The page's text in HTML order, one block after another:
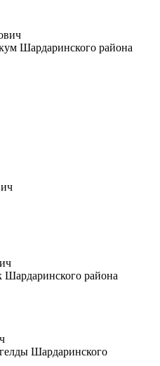
Шардаринского района
Шардаринского района
Шардаринского